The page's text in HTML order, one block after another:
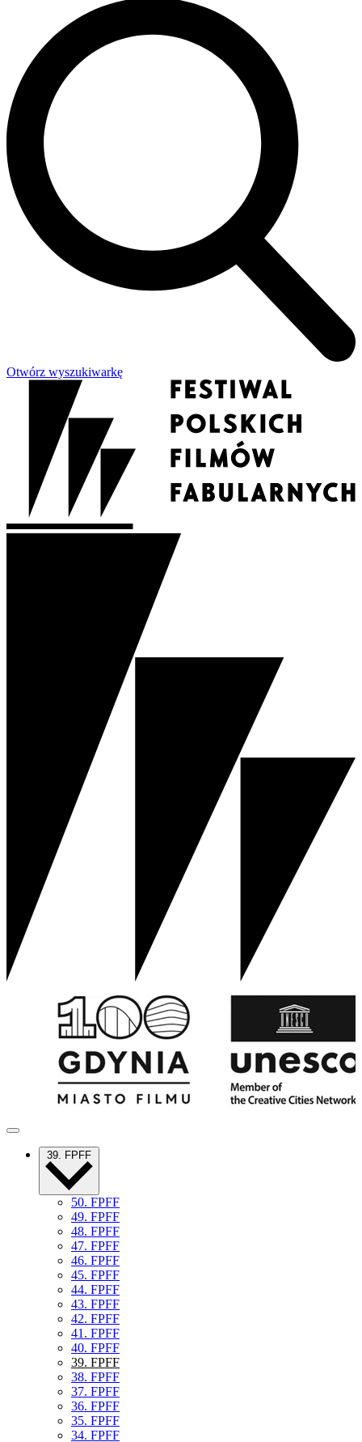
Otwórz wyszukiwarkę
39. FPFF
50. FPFF
49. FPFF
48. FPFF
47. FPFF
46. FPFF
45. FPFF
44. FPFF
43. FPFF
42. FPFF
41. FPFF
40. FPFF
39. FPFF
38. FPFF
37. FPFF
36. FPFF
35. FPFF
34. FPFF